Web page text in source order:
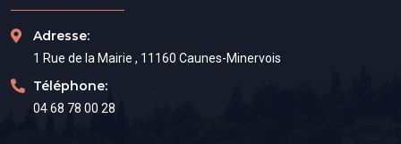
Adresse:
1 Rue de la Mairie , 11160 Caunes-Minervois
Téléphone:
04 68 78 00 28